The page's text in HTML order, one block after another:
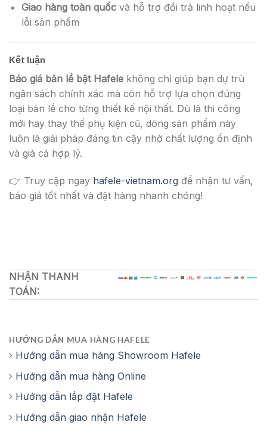
Giao hàng toàn quốcvà hỗ trợ đổi trả linh hoạt nếu
lỗi sản phẩm
Kết luận
Báo giá bản lề bật Hafele không chỉ giúp bạn dự trù
ngân sách chính xác mà còn hỗ trợ lựa chọn đúng
loại bản lề cho từng thiết kế nội thất. Dù là thi công
mới hay thay thế phụ kiện cũ, dòng sản phẩm này
luôn là giải pháp đáng tin cậy nhờ chất lượng ổn định
và giá cả hợp lý.
👉 Truy cập ngay hafele-vietnam.org để nhận tư vấn,
báo giá tốt nhất và đặt hàng nhanh chóng!
NHẬN THANH
TOÁN:
HƯỚNG DẪN MUA HÀNG HAFELE
Hướng dẫn mua hàng Showroom Hafele
Hướng dẫn mua hàng Online
Hướng dẫn lắp đặt Hafele
Hướng dẫn giao nhận Hafele